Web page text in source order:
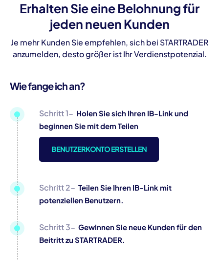
Erhalten Sie eine Belohnung für
jeden neuen Kunden
Je mehr Kunden Sie empfehlen, sich bei STARTRADER
anzumelden, desto größer ist Ihr Verdienstpotenzial.
Wie fange ich an?
Schritt 1- Holen Sie sich Ihren IB-Link und
beginnen Sie mit dem Teilen
BENUTZERKONTO ERSTELLEN
Schritt 2- Teilen Sie Ihren IB-Link mit
potenziellen Benutzern.
Schritt 3- Gewinnen Sie neue Kunden für den
Beitritt zu STARTRADER.